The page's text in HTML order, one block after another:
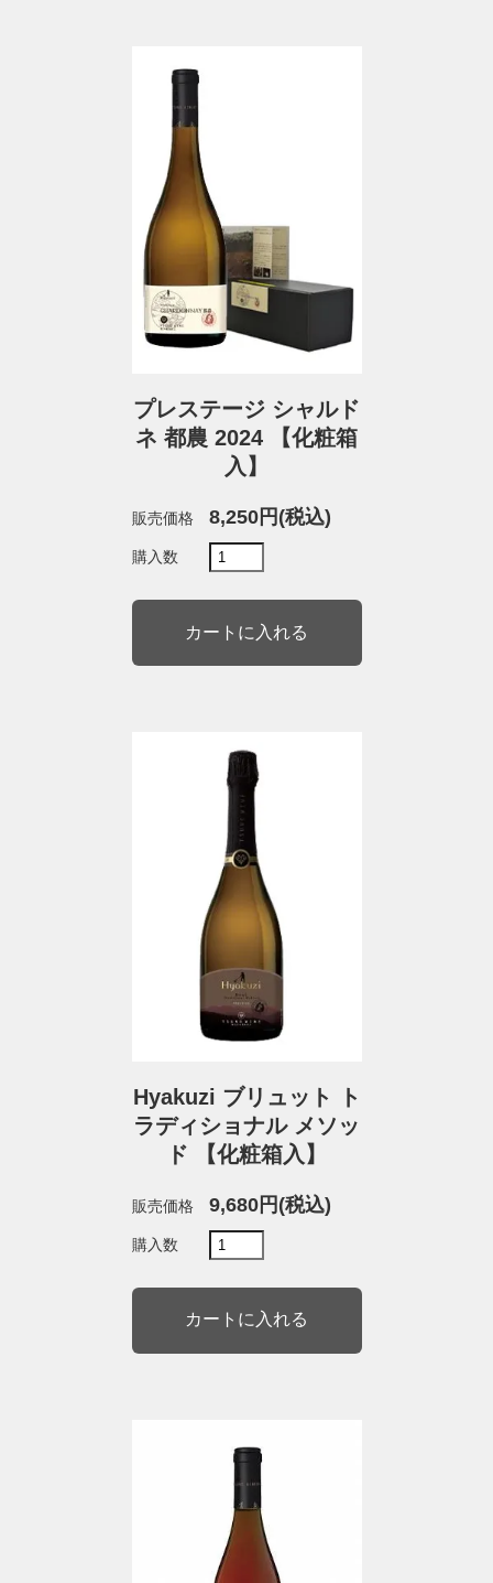
プレステージ シャルド
ネ 都農 2024 【化粧箱
入】
販売価格 8,250円(税込)
購入数
Hyakuzi ブリュット ト
ラディショナル メソッ
ド 【化粧箱入】
販売価格 9,680円(税込)
購入数